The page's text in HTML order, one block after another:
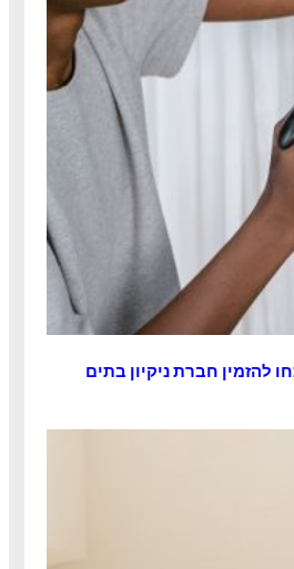
להזמין חברת ניקיון בתים